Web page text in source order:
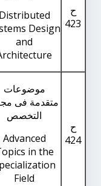
ح
423
Distributed
Design
and
ح
424
موضوعات
متقدمة فى
التخصص
Advanced
in the
Field